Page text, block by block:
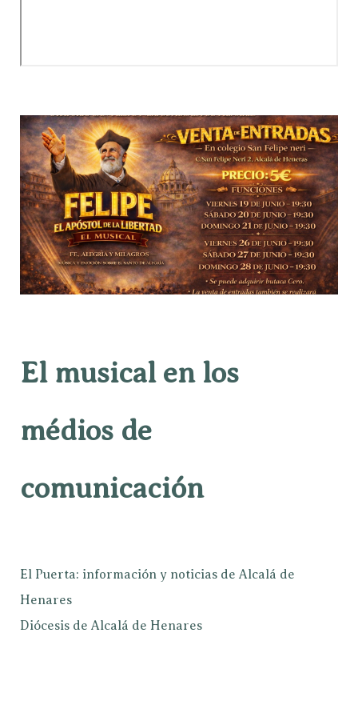
El musical en los
médios de
comunicación
El Puerta: información y noticias de Alcalá de
Henares
Diócesis de Alcalá de Henares